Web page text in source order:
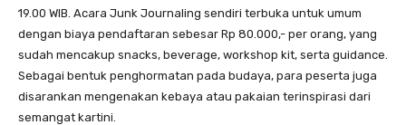
19.00 WIB. Acara Junk Journaling sendiri terbuka untuk umum
dengan biaya pendaftaran sebesar Rp 80.000,- per orang, yang
sudah mencakup snacks, beverage, workshop kit, serta guidance.
Sebagai bentuk penghormatan pada budaya, para peserta juga
disarankan mengenakan kebaya atau pakaian terinspirasi dari
semangat kartini.